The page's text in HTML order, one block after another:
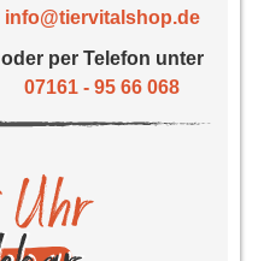
info@tiervitalshop.de
oder per Telefon unter
07161 - 95 66 068